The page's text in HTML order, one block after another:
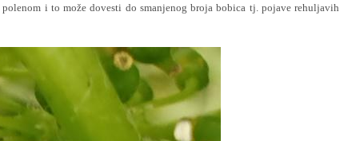
polenom i to može dovesti do smanjenog broja bobica tj. pojave rehuljavih